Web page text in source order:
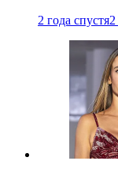
2 года спустя